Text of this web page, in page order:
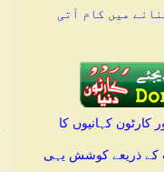
میں کام آتی
کارٹون کہانیوں کا
کے ذریعے کوشش یہی